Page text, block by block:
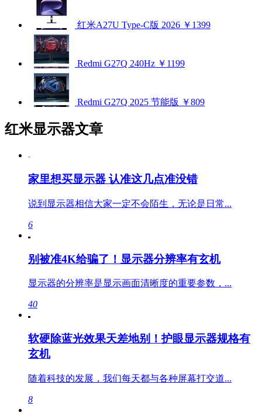
红米A27U Type-C版 2026 ￥1399
Redmi G27Q 240Hz ￥1199
Redmi G27Q 2025 节能版 ￥809
红米显示器文章
家里想买显示器 认准这几点准没错
说到显示器相信大家一定不会陌生，无论是日常...
6
别被准4K给骗了！显示器分辨率有玄机
显示器的分辨率是显示画面清晰度的重要参数，...
40
软硬除蓝光效果天差地别！护眼显示器规格有
玄机
随着科技的发展，我们每天都与各种屏幕打交道...
8